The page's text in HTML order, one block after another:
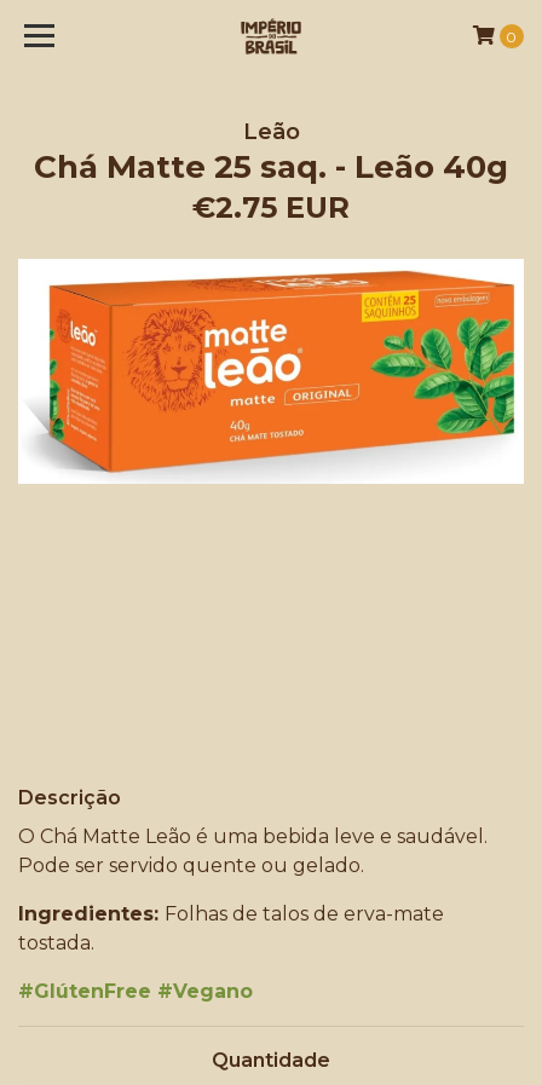
0
Leão
Chá Matte 25 saq. - Leão 40g
€2.75 EUR
Descrição
O Chá Matte Leão é uma bebida leve e saudável.
Pode ser servido quente ou gelado.
Ingredientes: Folhas de talos de erva-mate
tostada.
#GlútenFree #Vegano
Quantidade